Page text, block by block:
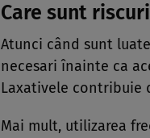
Care sunt
Atunci când sunt
necesari înainte ca
Laxativele contribuie
Mai mult, utilizarea